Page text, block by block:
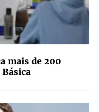
mais de 200